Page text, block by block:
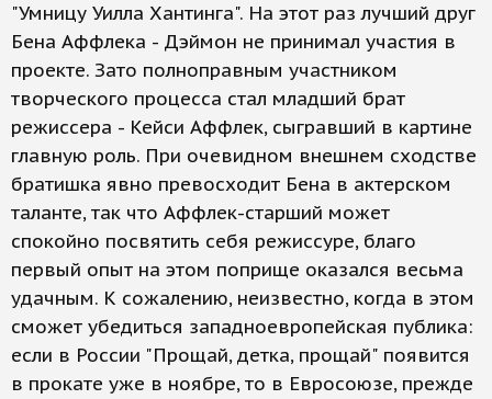
"Умницу Уилла Хантинга". На этот раз лучший друг
Бена Аффлека - Дэймон не принимал участия в
проекте. Зато полноправным участником
творческого процесса стал младший брат
режиссера - Кейси Аффлек, сыгравший в картине
главную роль. При очевидном внешнем сходстве
братишка явно превосходит Бена в актерском
таланте, так что Аффлек-старший может
спокойно посвятить себя режиссуре, благо
первый опыт на этом поприще оказался весьма
удачным. К сожалению, неизвестно, когда в этом
сможет убедиться западноевропейская публика:
если в России "Прощай, детка, прощай" появится
в прокате уже в ноябре, то в Евросоюзе, прежде